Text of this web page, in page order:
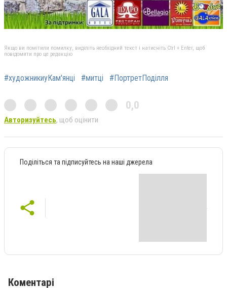
Якщо ви помітили помилку, виділіть необхідний текст і натисніть Ctrl + Enter, щоб
повідомити про це редакцію
#художникиуКам'янці #митці #ПортретПоділля
0,0
Авторизуйтесь, щоб оцінити
Поділіться та підписуйтесь на наші джерела
Коментарі